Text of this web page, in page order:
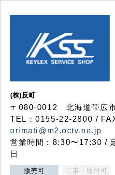
(株)反町
〒080-0012 北海道帯広
TEL：0155-22-2800 /
orimati@m2.octv.ne.jp
営業時間：8:30〜17:30 /
日
販売可 工事・取付可